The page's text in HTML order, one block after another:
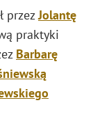
przezJolantę
praktyki
Barbarę